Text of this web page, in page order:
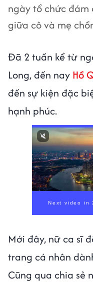
ngày tổ chức
giữa cô và mẹ
Đã 2 tuần kể từ
Long, đến nay Hồ
đến sự kiện đặc
hạnh phúc.
Mới đây, nữ ca sĩ
trang cá nhân
Cũng qua chia sẻ